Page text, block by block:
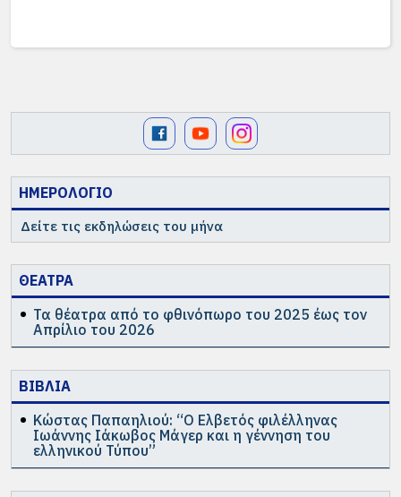
ΗΜΕΡΟΛΟΓΙΟ
Δείτε τις εκδηλώσεις του μήνα
ΘΕΑΤΡΑ
Τα θέατρα από το φθινόπωρο του 2025 έως τον
Απρίλιο του 2026
ΒΙΒΛΙΑ
Κώστας Παπαηλιού: “Ο Ελβετός φιλέλληνας
Ιωάννης Ιάκωβος Μάγερ και η γέννηση του
ελληνικού Τύπου”